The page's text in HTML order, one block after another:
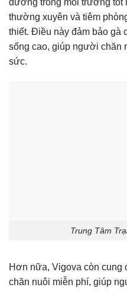
dưỡng trong môi trường tốt
thường xuyên và tiêm
thiết. Điều này đảm bảo gà
sống cao, giúp người chăn
sức.
Trung Tâm
Hơn nữa, Vigova còn cung
chăn nuôi miễn phí, giúp